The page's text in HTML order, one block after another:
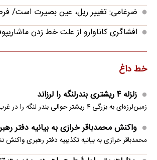
ضرغامی: تغییر ریل، عین بصیرت است/
افشاگری کاناوارو از علت خط زدن
خط داغ
زلزله ۴ ریشتری بندرلنگه را لرزاند
زمین‌لرزه‌ای به بزرگی ۴ ریشتر حوالی بندر لنگه را در غرب هرمزگان لرزاند.
واکنش محمدباقر خرازی به بیانیه دفتر
محمدباقر خرازی به بیانیه تکذیبیه دفتر رهبری واکنش